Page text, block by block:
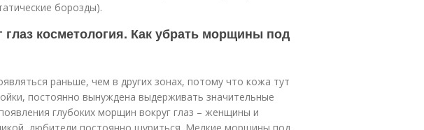
борозды).
косметология. Как убрать морщины под
раньше, чем в других зонах, потому что кожа тут
постоянно вынуждена выдерживать значительные
глубоких морщин вокруг глаз – женщины и